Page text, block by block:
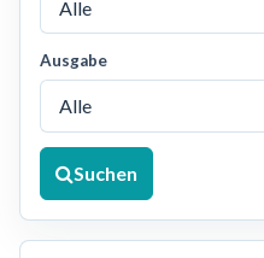
Ausgabe
Suchen